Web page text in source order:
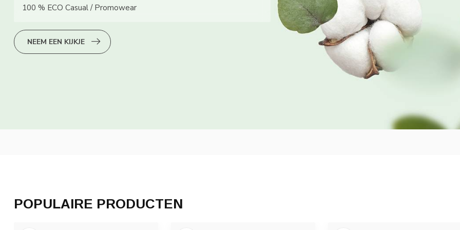
100 % ECO Casual / Promowear
NEEM EEN KIJKJE
POPULAIRE PRODUCTEN